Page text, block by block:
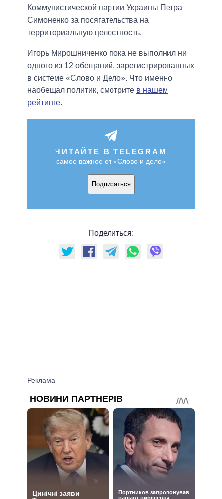
Коммунистической партии Украины Петра
Симоненко за посягательства на
территориальную целостность.
Игорь Мирошниченко пока не выполнил ни
одного из 12 обещаний, зарегистрированных
в системе «Слово и Дело». Что именно
наобещал политик, смотрите в нашем
рейтинге.
ЧИТАЙТЕ В TELEGRAM
самое важное от «Слово и дело»
Подписаться
Поделиться: